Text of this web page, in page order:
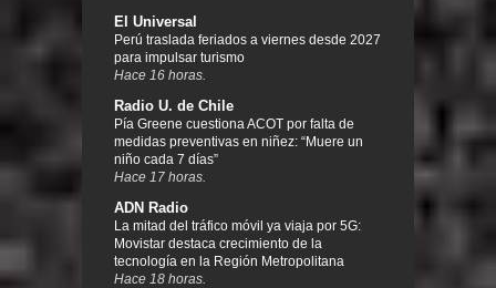
El Universal
Perú traslada feriados a viernes desde 2027
para impulsar turismo
Hace 16 horas.
Radio U. de Chile
Pía Greene cuestiona ACOT por falta de
medidas preventivas en niñez: “Muere un
niño cada 7 días”
Hace 17 horas.
ADN Radio
La mitad del tráfico móvil ya viaja por 5G:
Movistar destaca crecimiento de la
tecnología en la Región Metropolitana
Hace 18 horas.